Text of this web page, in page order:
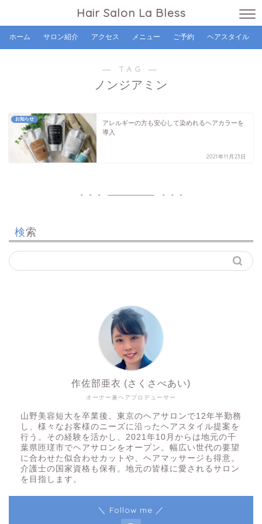
Hair Salon La Bless
ホーム サロン紹介 アクセス メニュー ご予約 ヘアスタイル
― TAG ―
ノンジアミン
お知らせ
アレルギーの方も安心して染めれるヘアカラーを
導入
2021年11月23日
検索
オーナー兼ヘアプロデューサー
作佐部亜衣 (さくさべあい)
山野美容短大を卒業後、東京のヘアサロンで12年半勤務
し、様々なお客様のニーズに沿ったヘアスタイル提案を
行う。その経験を活かし、2021年10月からは地元の千
葉県匝瑳市でヘアサロンをオープン。幅広い世代の要望
に合わせた似合わせカットや、ヘアマッサージも得意。
介護士の国家資格も保有。地元の皆様に愛されるサロン
を目指します。
＼ Follow me ／